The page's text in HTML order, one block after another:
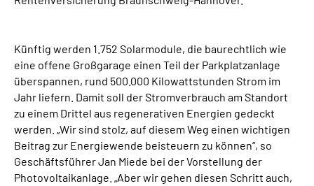
Künftig werden 1.752 Solarmodule, die baurechtlich wie
eine offene Großgarage einen Teil der Parkplatzanlage
überspannen, rund 500.000 Kilowattstunden Strom im
Jahr liefern. Damit soll der Stromverbrauch am Standort
zu einem Drittel aus regenerativen Energien gedeckt
werden. „Wir sind stolz, auf diesem Weg einen wichtigen
Beitrag zur Energiewende beisteuern zu können“, so
Geschäftsführer Jan Miede bei der Vorstellung der
Photovoltaikanlage. „Aber wir gehen diesen Schritt auch,